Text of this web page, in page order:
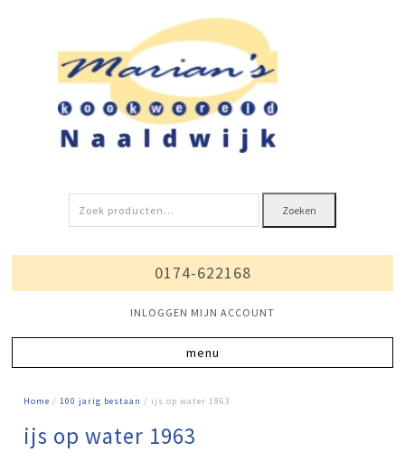
Zoeken
naar:
Zoeken
0174-622168
INLOGGEN MIJN ACCOUNT
Home /100 jarig bestaan / ijs op water 1963
ijs op water 1963